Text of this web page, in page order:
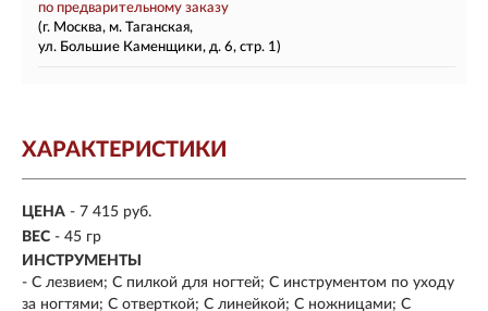
по предварительному заказу
(г. Москва, м. Таганская,
ул. Большие Каменщики, д. 6, стр. 1)
ХАРАКТЕРИСТИКИ
ЦЕНА - 7 415 руб.
ВЕС - 45 гр
ИНСТРУМЕНТЫ
- С лезвием; С пилкой для ногтей; С инструментом по уходу
за ногтями; С отверткой; С линейкой; С ножницами; С